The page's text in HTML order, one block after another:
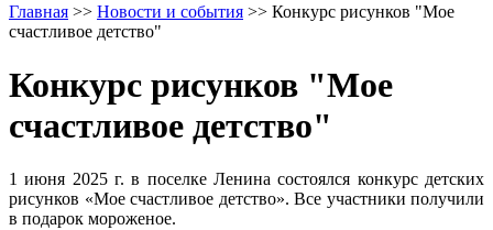
Главная >> Новости и события >> Конкурс рисунков "Мое
счастливое детство"
Конкурс рисунков "Мое
счастливое детство"
1 июня 2025 г. в поселке Ленина состоялся конкурс детских
рисунков «Мое счастливое детство». Все участники получили
в подарок мороженое.